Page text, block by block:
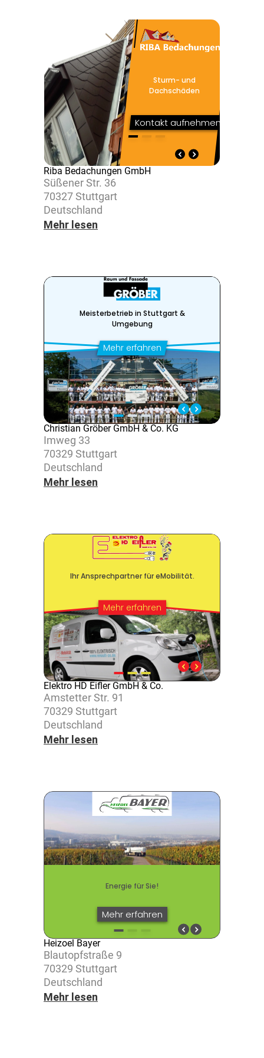
Riba Bedachungen GmbH
Süßener Str. 36
70327 Stutt­gart
Deutsch­land
Mehr lesen
Christian Gröber GmbH & Co. KG
Imweg 33
70329 Stutt­gart
Deutsch­land
Mehr lesen
Elektro HD Eifler GmbH & Co.
Amstetter Str. 91
70329 Stutt­gart
Deutsch­land
Mehr lesen
Heizoel Bayer
Blau­to­pf­straße 9
70329 Stutt­gart
Deutsch­land
Mehr lesen